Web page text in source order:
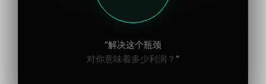
“解决这个瓶颈
对你意味着多少利润？ ”